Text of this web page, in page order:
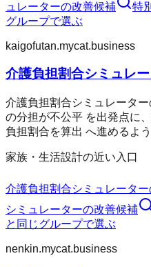
ュレーターの改善候補 特
グループで選ぶ
kaigofutan.mycat.business
介護負担割合シミュレ
介護負担割合シミュレータ
の分担が不公平 を出発点に
負担割合を算出 へ進めるよ
家族・生活設計の近い入口
介護負担割合シミュレーター
シミュレーターの改善候補
と同じグループで選ぶ
nenkin.mycat.business